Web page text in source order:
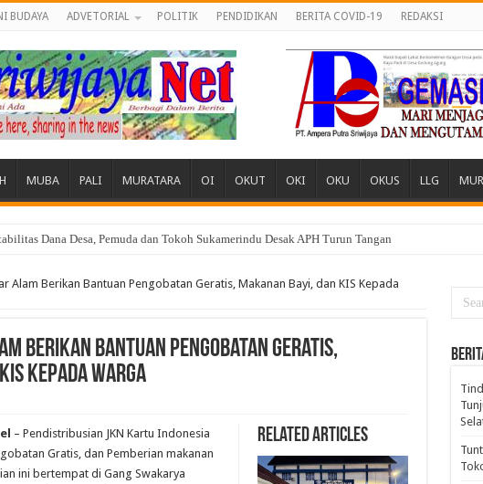
BUDAYA ADVETORIAL POLITIK PENDIDIKAN BERITA COVID-19 REDAKSI
MUBA PALI MURATARA OI OKUT OKI OKU OKUS LLG
Dana Desa, Pemuda dan Tokoh Sukamerindu Desak APH Turun Tangan
Alam Berikan Bantuan Pengobatan Geratis, Makanan Bayi, dan KIS Kepada
Berikan Bantuan Pengobatan Geratis,
Kepada Warga
Related Articles
– Pendistribusian JKN Kartu Indonesia
Gratis, dan Pemberian makanan
ini bertempat di Gang Swakarya